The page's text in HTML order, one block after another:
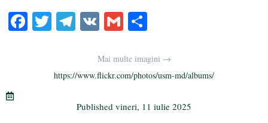
Fa T
r
Te
a
m
V G
ailaj
ea
ză
Mai multe imagini →
https://www.flickr.com/photos/usm-md/albums/
Published vineri, 11 iulie 2025